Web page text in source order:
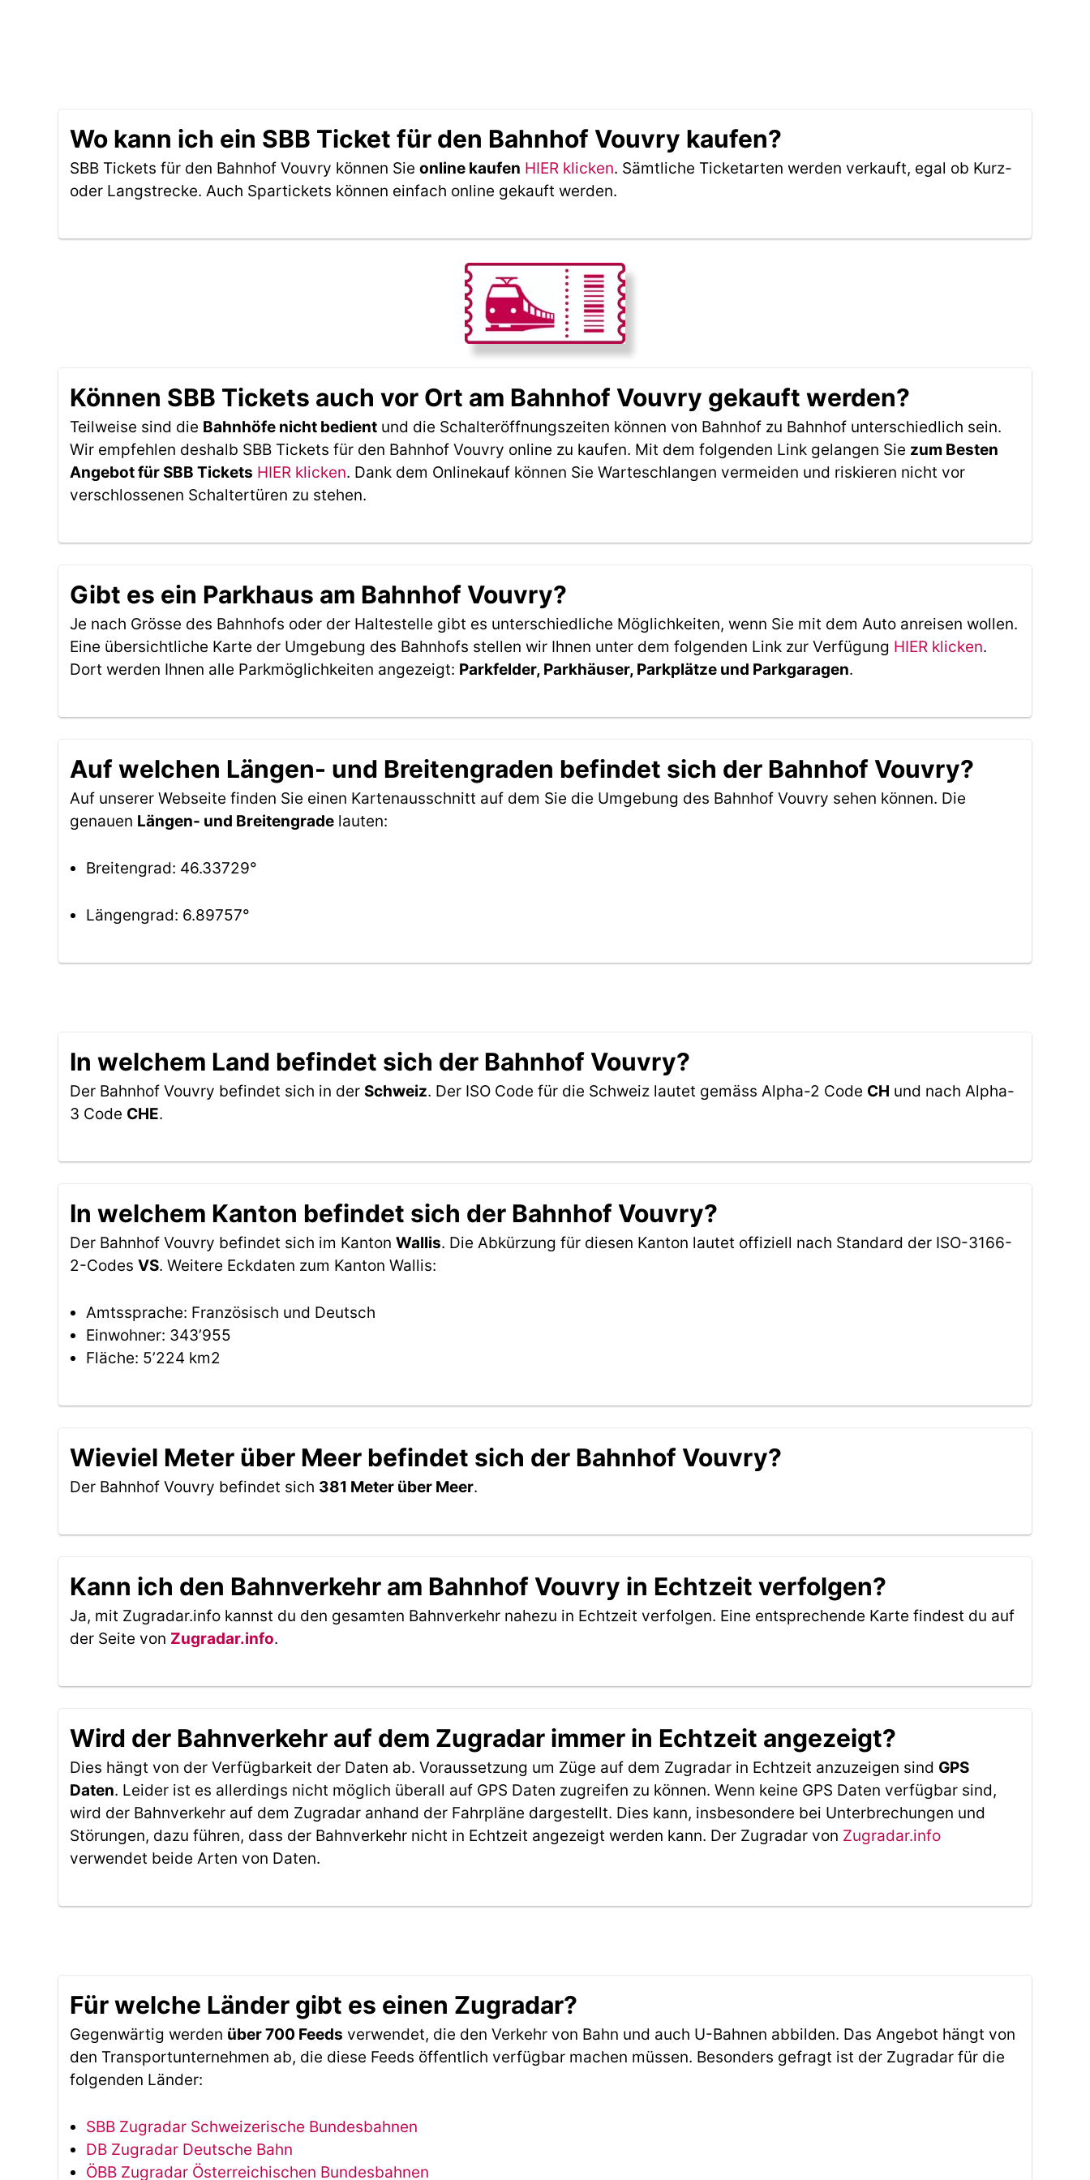
Wo kann ich ein SBB Ticket für den Bahnhof Vouvry kaufen?
SBB Tickets für den Bahnhof Vouvry können Sie online kaufen HIER klicken. Sämtliche Ticketarten werden verkauft, egal ob Kurz-
oder Langstrecke. Auch Spartickets können einfach online gekauft werden.
Können SBB Tickets auch vor Ort am Bahnhof Vouvry gekauft werden?
Teilweise sind die Bahnhöfe nicht bedient und die Schalteröffnungszeiten können von Bahnhof zu Bahnhof unterschiedlich sein.
Wir empfehlen deshalb SBB Tickets für den Bahnhof Vouvry online zu kaufen. Mit dem folgenden Link gelangen Sie zum Besten
Angebot für SBB Tickets HIER klicken. Dank dem Onlinekauf können Sie Warteschlangen vermeiden und riskieren nicht vor
verschlossenen Schaltertüren zu stehen.
Gibt es ein Parkhaus am Bahnhof Vouvry?
Je nach Grösse des Bahnhofs oder der Haltestelle gibt es unterschiedliche Möglichkeiten, wenn Sie mit dem Auto anreisen wollen.
Eine übersichtliche Karte der Umgebung des Bahnhofs stellen wir Ihnen unter dem folgenden Link zur Verfügung HIER klicken.
Dort werden Ihnen alle Parkmöglichkeiten angezeigt: Parkfelder, Parkhäuser, Parkplätze und Parkgaragen.
Auf welchen Längen- und Breitengraden befindet sich der Bahnhof Vouvry?
Auf unserer Webseite finden Sie einen Kartenausschnitt auf dem Sie die Umgebung des Bahnhof Vouvry sehen können. Die
genauen Längen- und Breitengrade lauten:
Breitengrad: 46.33729°
Längengrad: 6.89757°
In welchem Land befindet sich der Bahnhof Vouvry?
Der Bahnhof Vouvry befindet sich in der Schweiz. Der ISO Code für die Schweiz lautet gemäss Alpha-2 Code CH und nach Alpha-
3 Code CHE.
In welchem Kanton befindet sich der Bahnhof Vouvry?
Der Bahnhof Vouvry befindet sich im Kanton Wallis. Die Abkürzung für diesen Kanton lautet offiziell nach Standard der ISO-3166-
2-Codes VS. Weitere Eckdaten zum Kanton Wallis:
Amtssprache: Französisch und Deutsch
Einwohner: 343’955
Fläche: 5’224 km2
Wieviel Meter über Meer befindet sich der Bahnhof Vouvry?
Der Bahnhof Vouvry befindet sich 381 Meter über Meer.
Kann ich den Bahnverkehr am Bahnhof Vouvry in Echtzeit verfolgen?
Ja, mit Zugradar.info kannst du den gesamten Bahnverkehr nahezu in Echtzeit verfolgen. Eine entsprechende Karte findest du auf
der Seite von Zugradar.info.
Wird der Bahnverkehr auf dem Zugradar immer in Echtzeit angezeigt?
Dies hängt von der Verfügbarkeit der Daten ab. Voraussetzung um Züge auf dem Zugradar in Echtzeit anzuzeigen sind GPS
Daten. Leider ist es allerdings nicht möglich überall auf GPS Daten zugreifen zu können. Wenn keine GPS Daten verfügbar sind,
wird der Bahnverkehr auf dem Zugradar anhand der Fahrpläne dargestellt. Dies kann, insbesondere bei Unterbrechungen und
Störungen, dazu führen, dass der Bahnverkehr nicht in Echtzeit angezeigt werden kann. Der Zugradar von Zugradar.info
verwendet beide Arten von Daten.
Für welche Länder gibt es einen Zugradar?
Gegenwärtig werden über 700 Feeds verwendet, die den Verkehr von Bahn und auch U-Bahnen abbilden. Das Angebot hängt von
den Transportunternehmen ab, die diese Feeds öffentlich verfügbar machen müssen. Besonders gefragt ist der Zugradar für die
folgenden Länder:
SBB Zugradar Schweizerische Bundesbahnen
DB Zugradar Deutsche Bahn
ÖBB Zugradar Österreichischen Bundesbahnen